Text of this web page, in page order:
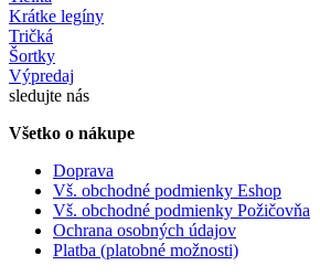
Krátke legíny
Tričká
Šortky
Výpredaj
sledujte nás
Všetko o nákupe
Doprava
Vš. obchodné podmienky Eshop
Vš. obchodné podmienky Požičovňa
Ochrana osobných údajov
Platba (platobné možnosti)